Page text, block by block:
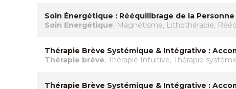
Soin Énergétique : Rééquilibrage de la Personne
Soin Energétique, Magnétisme, Lithothérapie,
Thérapie Brève Systémique & Intégrative :
Thérapie brève, Thérapie Intuitive, Thérapie
Thérapie Brève Systémique & Intégrative :